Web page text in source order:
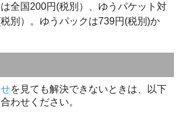
全国200円(税別）、ゆうパケット対
別）。ゆうパックは739円(税別)か
を見ても解決できないときは、以下
わせください。